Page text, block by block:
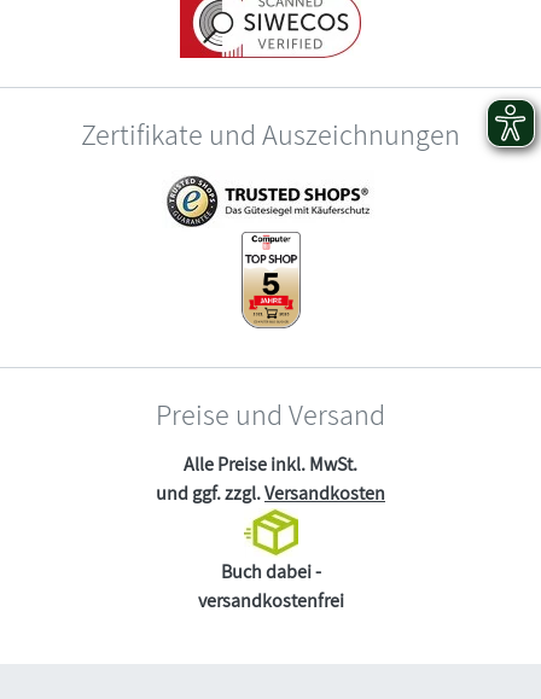
Zertifikate und Auszeichnungen
Preise und Versand
Alle Preise inkl. MwSt.
und ggf. zzgl.Versandkosten
Buch dabei -
versandkostenfrei